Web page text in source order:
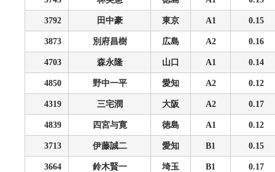
3792 田中豪 東京 A1 0.15
3873 別府昌樹 広島 A2 0.16
4703 森永隆 山口 A1 0.14
4850 野中一平 愛知 A2 0.12
4319 三宅潤 大阪 A2 0.17
4839 四宮与寛 徳島 A1 0.12
3713 伊藤誠二 愛知 B1 0.15
3664 鈴木賢一 埼玉 B1 0.17